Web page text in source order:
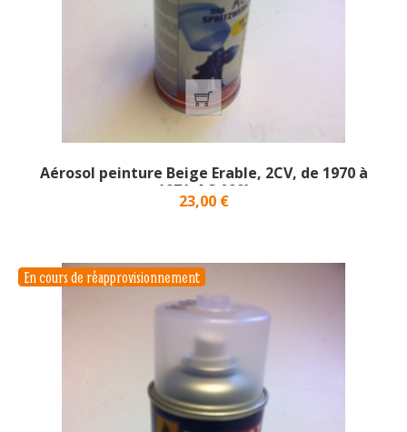
Aérosol peinture Beige Erable, 2CV, de 1970 à
1971_AC 090}
Prix
23,00 €
En cours de réapprovisionnement